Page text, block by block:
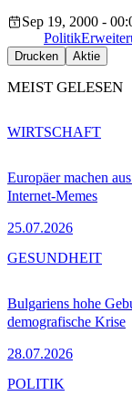
Sep 19, 2000 -
Politik
Drucken Aktie
MEIST GELESEN
Europäer machen
Internet-Memes
25.07.2026
WIRTSCHAFT
Bulgariens hohe
demografische Krise
28.07.2026
GESUNDHEIT
POLITIK